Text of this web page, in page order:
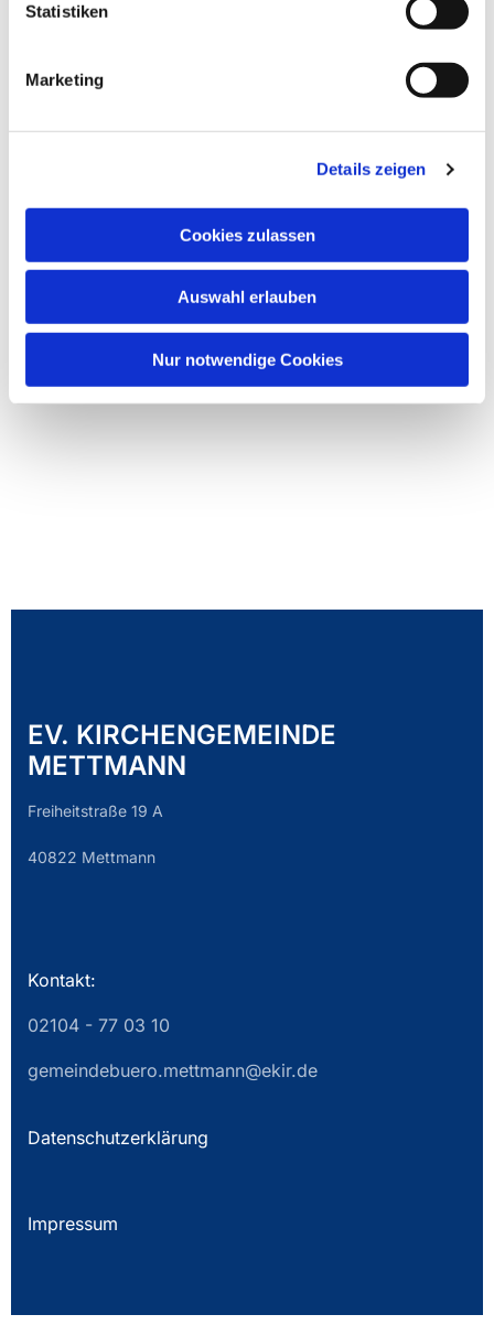
Statistiken
Marketing
Details zeigen
Cookies zulassen
Auswahl erlauben
Nur notwendige Cookies
EV. KIRCHENGEMEINDE
METTMANN
Freiheitstraße 19 A
40822 Mettmann
Kontakt:
02104 - 77 03 10
gemeindebuero.mettmann@ekir.de
Datenschutzerklärung
Impressum